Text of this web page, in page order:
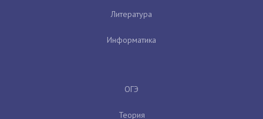
Литература
Информатика
ОГЭ
Теория